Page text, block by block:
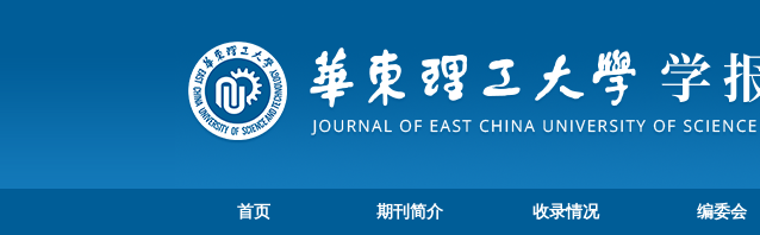
首页 期刊简介 收录情况 编委会